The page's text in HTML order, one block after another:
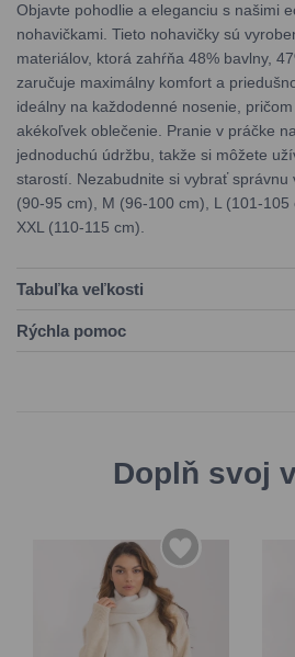
Objavte pohodlie a eleganciu s našimi
nohavičkami. Tieto nohavičky sú
materiálov, ktorá zahŕňa 48% bavlny,
zaručuje maximálny komfort a
ideálny na každodenné nosenie,
akékoľvek oblečenie. Pranie v práčke
jednoduchú údržbu, takže si môžete
starostí. Nezabudnite si vybrať
(90-95 cm), M (96-100 cm), L (101-105
XXL (110-115 cm).
Tabuľka veľkosti
Rýchla pomoc
Doplň svoj